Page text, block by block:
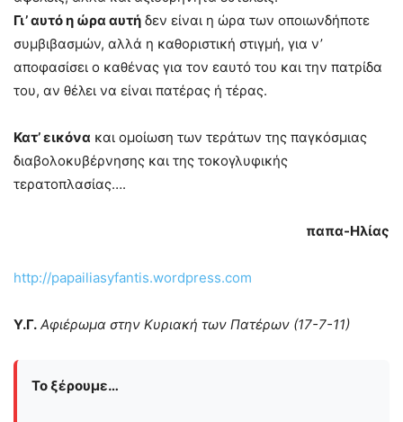
Γι’ αυτό η ώρα αυτή δεν είναι η ώρα των οποιωνδήποτε
συμβιβασμών, αλλά η καθοριστική στιγμή, για ν’
αποφασίσει ο καθένας για τον εαυτό του και την πατρίδα
του, αν θέλει να είναι πατέρας ή τέρας.
Κατ’ εικόνα και ομοίωση των τεράτων της παγκόσμιας
διαβολοκυβέρνησης και της τοκογλυφικής
τερατοπλασίας….
παπα-Ηλίας
http://papailiasyfantis.wordpress.com
Υ.Γ. Αφιέρωμα στην Κυριακή των Πατέρων (17-7-11)
Το ξέρουμε…